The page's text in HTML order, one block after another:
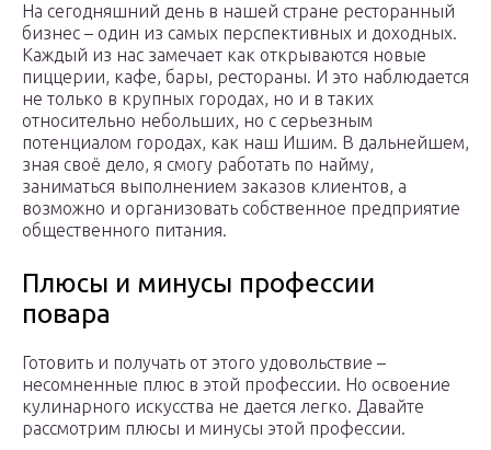
На сегодняшний день в нашей стране ресторанный
бизнес – один из самых перспективных и доходных.
Каждый из нас замечает как открываются новые
пиццерии, кафе, бары, рестораны. И это наблюдается
не только в крупных городах, но и в таких
относительно небольших, но с серьезным
потенциалом городах, как наш Ишим. В дальнейшем,
зная своё дело, я смогу работать по найму,
заниматься выполнением заказов клиентов, а
возможно и организовать собственное предприятие
общественного питания.
Плюсы и минусы профессии
повара
Готовить и получать от этого удовольствие –
несомненные плюс в этой профессии. Но освоение
кулинарного искусства не дается легко. Давайте
рассмотрим плюсы и минусы этой профессии.